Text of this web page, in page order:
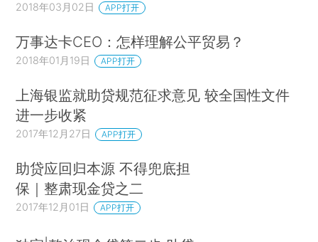
2018年03月02日 APP打开
万事达卡CEO：怎样理解公平贸易？
2018年01月19日 APP打开
上海银监就助贷规范征求意见 较全国性文件
进一步收紧
2017年12月27日 APP打开
助贷应回归本源 不得兜底担
保｜整肃现金贷之二
2017年12月01日 APP打开